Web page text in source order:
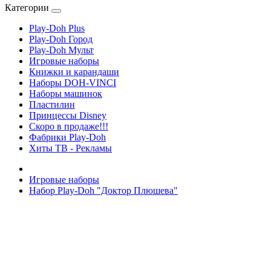
Категории
Play-Doh Plus
Play-Doh Город
Play-Doh Мульт
Игровые наборы
Книжки и карандаши
Наборы DOH-VINCI
Наборы машинок
Пластилин
Принцессы Disney
Скоро в продаже!!!
Фабрики Play-Doh
Хиты ТВ - Рекламы
Игровые наборы
Набор Play-Doh "Доктор Плюшева"